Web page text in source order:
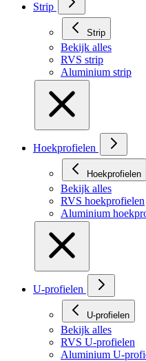
Strip
Strip
Bekijk alles
RVS strip
Aluminium strip
Hoekprofielen
Hoekprofielen
Bekijk alles
RVS hoekprofielen
Aluminium
U-profielen
U-profielen
Bekijk alles
RVS U-profielen
Aluminium U-